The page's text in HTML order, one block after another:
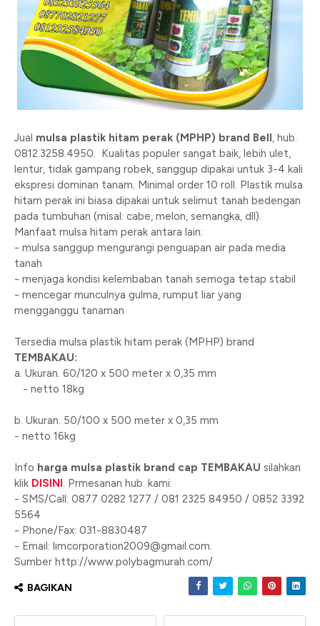
Jual mulsa plastik hitam perak (MPHP) brand Bell, hub.
0812.3258.4950. Kualitas populer sangat baik, lebih ulet,
lentur, tidak gampang robek, sanggup dipakai untuk 3-4 kali
ekspresi dominan tanam. Minimal order 10 roll. Plastik mulsa
hitam perak ini biasa dipakai untuk selimut tanah bedengan
pada tumbuhan (misal: cabe, melon, semangka, dll).
Manfaat mulsa hitam perak antara lain:
- mulsa sanggup mengurangi penguapan air pada media
tanah
- menjaga kondisi kelembaban tanah semoga tetap stabil
- mencegar munculnya gulma, rumput liar yang
mengganggu tanaman
Tersedia mulsa plastik hitam perak (MPHP) brand
TEMBAKAU:
a. Ukuran. 60/120 x 500 meter x 0,35 mm
- netto 18kg
b. Ukuran. 50/100 x 500 meter x 0,35 mm
- netto 16kg
Info harga mulsa plastik brand cap TEMBAKAU silahkan
klik DISINI. Prmesanan hub. kami:
- SMS/Call: 0877 0282 1277 / 081 2325 84950 / 0852 3392
5564
- Phone/Fax: 031-8830487
- Email: limcorporation2009@gmail.com.
Sumber http://www.polybagmurah.com/
BAGIKAN